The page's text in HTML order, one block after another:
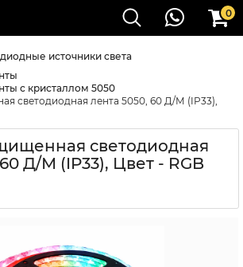
0
источники света
с кристаллом 5050
светодиодная лента 5050, 60 Д/М (IP33),
светодиодная
Д/М (IP33), Цвет - RGB